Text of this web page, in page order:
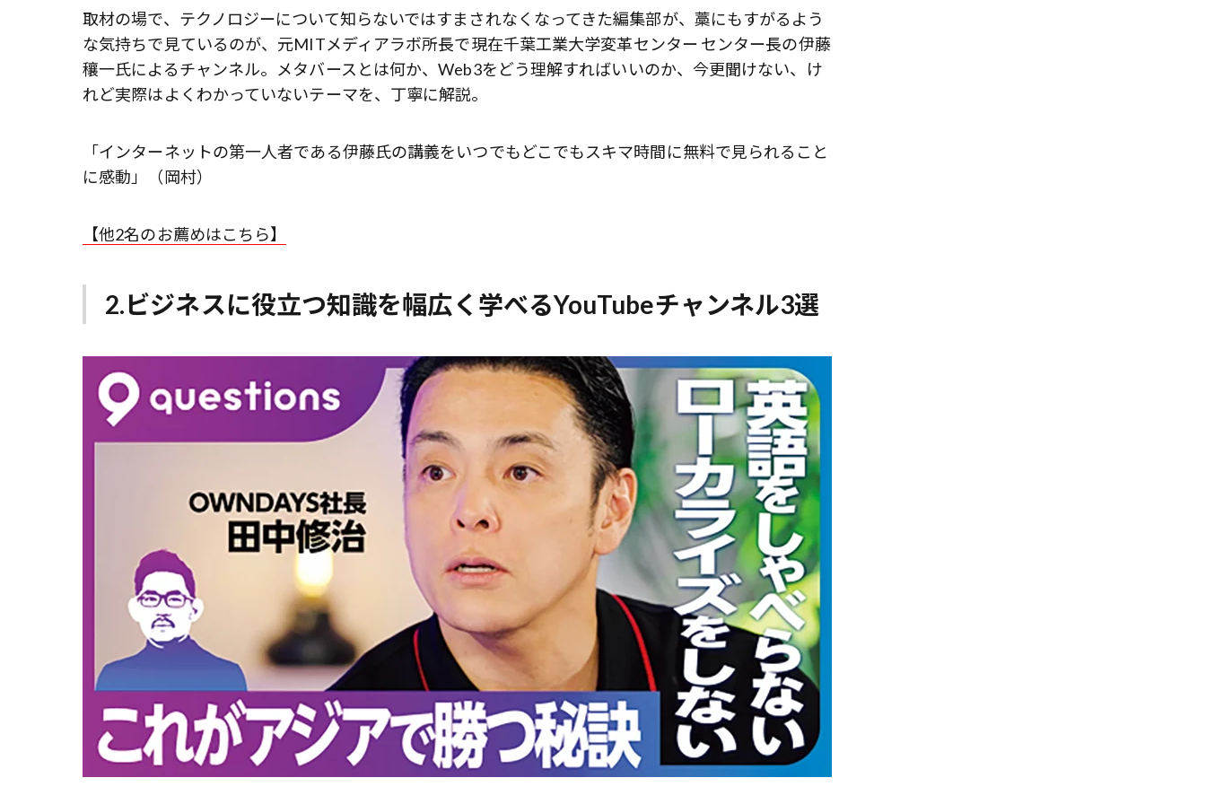
取材の場で、テクノロジーについて知らないではすまされなくなってきた編集部が、藁にもすがるよう
な気持ちで見ているのが、元MITメディアラボ所長で現在千葉工業大学変革センター センター長の伊藤
穰一氏によるチャンネル。メタバースとは何か、Web3をどう理解すればいいのか、今更聞けない、け
れど実際はよくわかっていないテーマを、丁寧に解説。
「インターネットの第一人者である伊藤氏の講義をいつでもどこでもスキマ時間に無料で見られること
に感動」（岡村）
【他2名のお薦めはこちら】
2.ビジネスに役立つ知識を幅広く学べるYouTubeチャンネル3選